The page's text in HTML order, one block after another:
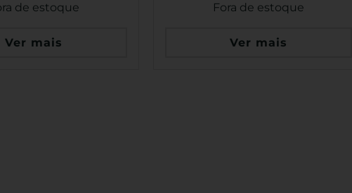
de estoque
Ver mais
Fora de estoque
Ver mais